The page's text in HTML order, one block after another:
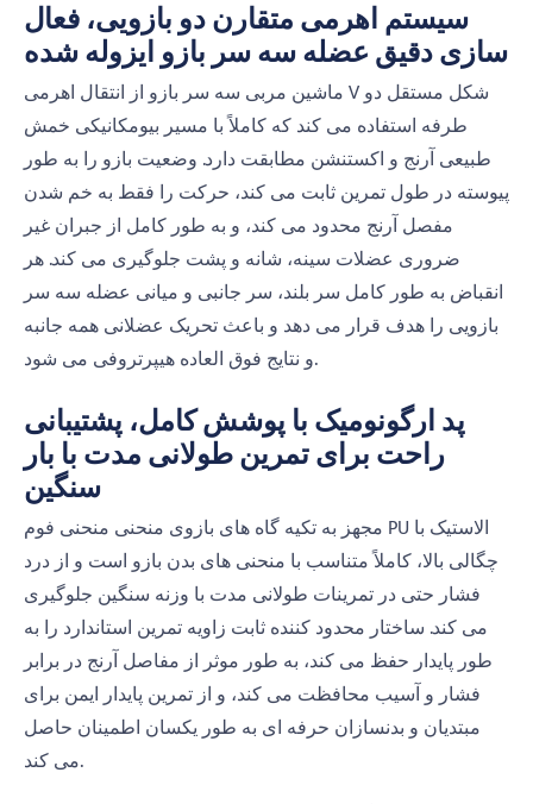
سیستم اهرمی متقارن دو بازویی، فعال
سازی دقیق عضله سه سر بازو ایزوله شده
ماشین مربی سه سر بازو از انتقال اهرمی V شکل مستقل دو
طرفه استفاده می کند که کاملاً با مسیر بیومکانیکی خمش
طبیعی آرنج و اکستنشن مطابقت دارد. وضعیت بازو را به طور
پیوسته در طول تمرین ثابت می کند، حرکت را فقط به خم شدن
مفصل آرنج محدود می کند، و به طور کامل از جبران غیر
ضروری عضلات سینه، شانه و پشت جلوگیری می کند. هر
انقباض به طور کامل سر بلند، سر جانبی و میانی عضله سه سر
بازویی را هدف قرار می دهد و باعث تحریک عضلانی همه جانبه
و نتایج فوق العاده هیپرتروفی می شود.
پد ارگونومیک با پوشش کامل، پشتیبانی
راحت برای تمرین طولانی مدت با بار
سنگین
مجهز به تکیه گاه های بازوی منحنی منحنی فوم PU الاستیک با
چگالی بالا، کاملاً متناسب با منحنی های بدن بازو است و از درد
فشار حتی در تمرینات طولانی مدت با وزنه سنگین جلوگیری
می کند. ساختار محدود کننده ثابت زاویه تمرین استاندارد را به
طور پایدار حفظ می کند، به طور موثر از مفاصل آرنج در برابر
فشار و آسیب محافظت می کند، و از تمرین پایدار ایمن برای
مبتدیان و بدنسازان حرفه ای به طور یکسان اطمینان حاصل
می کند.